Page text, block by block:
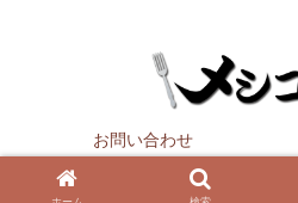
お問い合わせ
Copyright © 2021